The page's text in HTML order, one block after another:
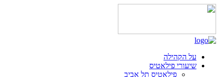
על הקהילה
שיעורי פילאטיס
פילאטיס תל אביב